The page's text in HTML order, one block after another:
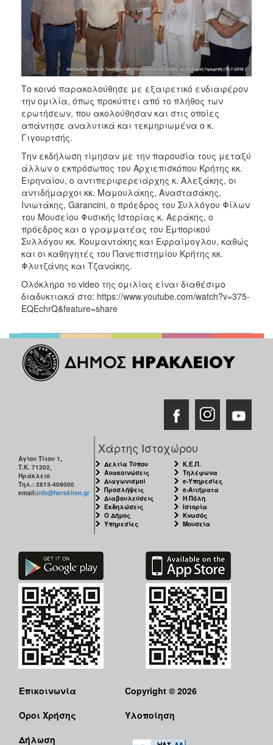
Το κοινό παρακολούθησε με εξαιρετικό ενδιαφέρον
την ομιλία, όπως προκύπτει από το πλήθος των
ερωτήσεων, που ακολούθησαν και στις οποίες
απάντησε αναλυτικά και τεκμηριωμένα ο κ.
Γιγουρτσής.
Την εκδήλωση τίμησαν με την παρουσία τους μεταξύ
άλλων ο εκπρόσωπος του Αρχιεπισκόπου Κρήτης κκ.
Ειρηναίου, ο αντιπεριφερειάρχης κ. Αλεξάκης, οι
αντιδήμαρχοι κκ. Μαμουλάκης, Αναστασάκης,
Ινιωτάκης, Garancini, ο πρόεδρος του Συλλόγου Φίλων
του Μουσείου Φυσικής Ιστορίας κ. Αεράκης, ο
πρόεδρος και ο γραμματέας του Εμπορικού
Συλλόγου κκ. Κουμαντάκης και Εφραίμογλου, καθώς
και οι καθηγητές του Πανεπιστημίου Κρήτης κκ.
Φλυτζάνης και Τζανάκης.
Ολόκληρο το video της ομιλίας είναι διαθέσιμο
διαδυκτιακά στο: https://www.youtube.com/watch?v=375-
EQEchrQ&feature=share
Αγίου Τίτου 1,
Τ.Κ. 71202,
Ηράκλειο
Τηλ.: 2813-409000
email:info@heraklion.gr
Χάρτης Ιστοχώρου
Δελτία Τύπου
Ανακοινώσεις
Διαγωνισμοί
Προσλήψεις
Διαβουλεύσεις
Εκδηλώσεις
Ο Δήμος
Υπηρεσίες
Κ.Ε.Π.
Τηλέφωνα
e-Υπηρεσίες
e-Αιτήματα
Η Πόλη
Ιστορία
Κνωσός
Μουσεία
Επικοινωνία
Όροι Χρήσης
Δήλωση
Copyright © 2026
Υλοποίηση